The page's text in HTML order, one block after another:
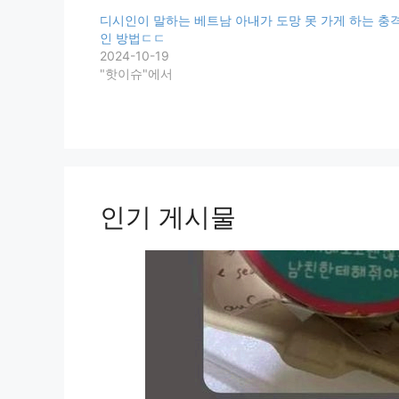
디시인이 말하는 베트남 아내가 도망 못 가게 하는 충
인 방법ㄷㄷ
2024-10-19
"핫이슈"에서
인기 게시물